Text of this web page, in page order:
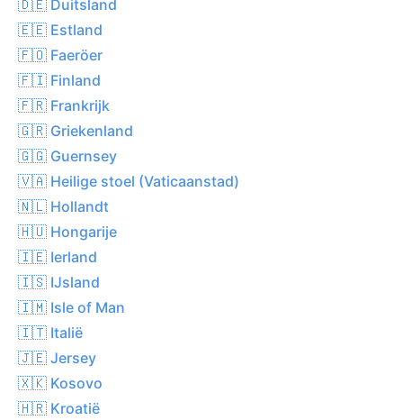
🇩🇪 Duitsland
🇪🇪 Estland
🇫🇴 Faeröer
🇫🇮 Finland
🇫🇷 Frankrijk
🇬🇷 Griekenland
🇬🇬 Guernsey
🇻🇦 Heilige stoel (Vaticaanstad)
🇳🇱 Hollandt
🇭🇺 Hongarije
🇮🇪 Ierland
🇮🇸 IJsland
🇮🇲 Isle of Man
🇮🇹 Italië
🇯🇪 Jersey
🇽🇰 Kosovo
🇭🇷 Kroatië